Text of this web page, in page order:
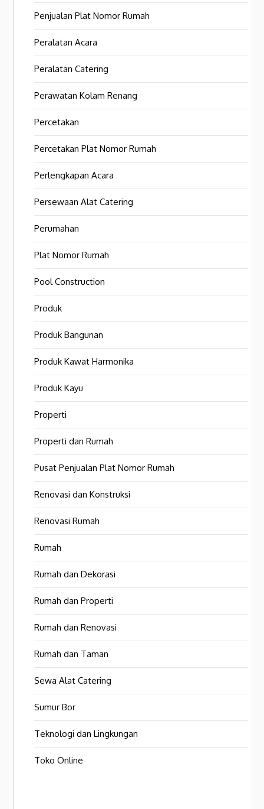
Penjualan Plat Nomor Rumah
Peralatan Acara
Peralatan Catering
Perawatan Kolam Renang
Percetakan
Percetakan Plat Nomor Rumah
Perlengkapan Acara
Persewaan Alat Catering
Perumahan
Plat Nomor Rumah
Pool Construction
Produk
Produk Bangunan
Produk Kawat Harmonika
Produk Kayu
Properti
Properti dan Rumah
Pusat Penjualan Plat Nomor Rumah
Renovasi dan Konstruksi
Renovasi Rumah
Rumah
Rumah dan Dekorasi
Rumah dan Properti
Rumah dan Renovasi
Rumah dan Taman
Sewa Alat Catering
Sumur Bor
Teknologi dan Lingkungan
Toko Online